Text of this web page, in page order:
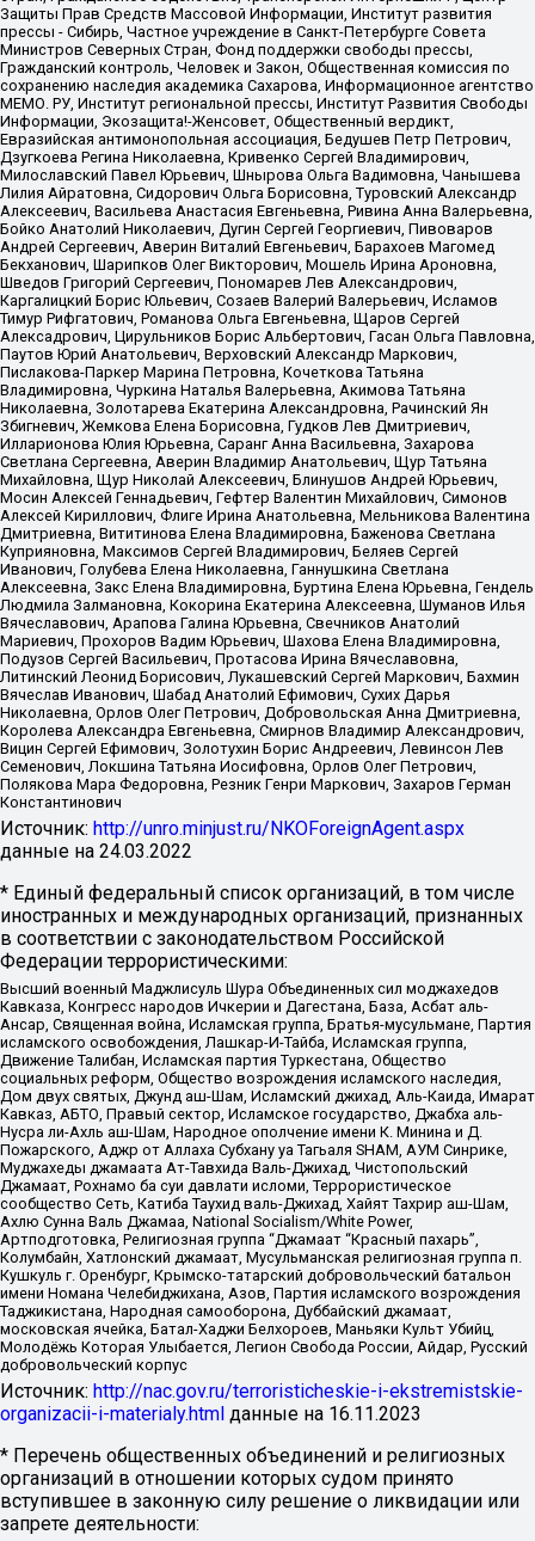
Защиты Прав Средств Массовой Информации, Институт развития
прессы - Сибирь, Частное учреждение в Санкт-Петербурге Совета
Министров Северных Стран, Фонд поддержки свободы прессы,
Гражданский контроль, Человек и Закон, Общественная комиссия по
сохранению наследия академика Сахарова, Информационное агентство
МЕМО. РУ, Институт региональной прессы, Институт Развития Свободы
Информации, Экозащита!-Женсовет, Общественный вердикт,
Евразийская антимонопольная ассоциация, Бедушев Петр Петрович,
Дзугкоева Регина Николаевна, Кривенко Сергей Владимирович,
Милославский Павел Юрьевич, Шнырова Ольга Вадимовна, Чанышева
Лилия Айратовна, Сидорович Ольга Борисовна, Туровский Александр
Алексеевич, Васильева Анастасия Евгеньевна, Ривина Анна Валерьевна,
Бойко Анатолий Николаевич, Дугин Сергей Георгиевич, Пивоваров
Андрей Сергеевич, Аверин Виталий Евгеньевич, Барахоев Магомед
Бекханович, Шарипков Олег Викторович, Мошель Ирина Ароновна,
Шведов Григорий Сергеевич, Пономарев Лев Александрович,
Каргалицкий Борис Юльевич, Созаев Валерий Валерьевич, Исламов
Тимур Рифгатович, Романова Ольга Евгеньевна, Щаров Сергей
Алексадрович, Цирульников Борис Альбертович, Гасан Ольга Павловна,
Паутов Юрий Анатольевич, Верховский Александр Маркович,
Пислакова-Паркер Марина Петровна, Кочеткова Татьяна
Владимировна, Чуркина Наталья Валерьевна, Акимова Татьяна
Николаевна, Золотарева Екатерина Александровна, Рачинский Ян
Збигневич, Жемкова Елена Борисовна, Гудков Лев Дмитриевич,
Илларионова Юлия Юрьевна, Саранг Анна Васильевна, Захарова
Светлана Сергеевна, Аверин Владимир Анатольевич, Щур Татьяна
Михайловна, Щур Николай Алексеевич, Блинушов Андрей Юрьевич,
Мосин Алексей Геннадьевич, Гефтер Валентин Михайлович, Симонов
Алексей Кириллович, Флиге Ирина Анатольевна, Мельникова Валентина
Дмитриевна, Вититинова Елена Владимировна, Баженова Светлана
Куприяновна, Максимов Сергей Владимирович, Беляев Сергей
Иванович, Голубева Елена Николаевна, Ганнушкина Светлана
Алексеевна, Закс Елена Владимировна, Буртина Елена Юрьевна, Гендель
Людмила Залмановна, Кокорина Екатерина Алексеевна, Шуманов Илья
Вячеславович, Арапова Галина Юрьевна, Свечников Анатолий
Мариевич, Прохоров Вадим Юрьевич, Шахова Елена Владимировна,
Подузов Сергей Васильевич, Протасова Ирина Вячеславовна,
Литинский Леонид Борисович, Лукашевский Сергей Маркович, Бахмин
Вячеслав Иванович, Шабад Анатолий Ефимович, Сухих Дарья
Николаевна, Орлов Олег Петрович, Добровольская Анна Дмитриевна,
Королева Александра Евгеньевна, Смирнов Владимир Александрович,
Вицин Сергей Ефимович, Золотухин Борис Андреевич, Левинсон Лев
Семенович, Локшина Татьяна Иосифовна, Орлов Олег Петрович,
Полякова Мара Федоровна, Резник Генри Маркович, Захаров Герман
Константинович
Источник: http://unro.minjust.ru/NKOForeignAgent.aspx
данные на 24.03.2022
* Единый федеральный список организаций, в том числе
иностранных и международных организаций, признанных
в соответствии с законодательством Российской
Федерации террористическими:
Высший военный Маджлисуль Шура Объединенных сил моджахедов
Кавказа, Конгресс народов Ичкерии и Дагестана, База, Асбат аль-
Ансар, Священная война, Исламская группа, Братья-мусульмане, Партия
исламского освобождения, Лашкар-И-Тайба, Исламская группа,
Движение Талибан, Исламская партия Туркестана, Общество
социальных реформ, Общество возрождения исламского наследия,
Дом двух святых, Джунд аш-Шам, Исламский джихад, Аль-Каида, Имарат
Кавказ, АБТО, Правый сектор, Исламское государство, Джабха аль-
Нусра ли-Ахль аш-Шам, Народное ополчение имени К. Минина и Д.
Пожарского, Аджр от Аллаха Субхану уа Тагьаля SHAM, АУМ Синрике,
Муджахеды джамаата Ат-Тавхида Валь-Джихад, Чистопольский
Джамаат, Рохнамо ба суи давлати исломи, Террористическое
сообщество Сеть, Катиба Таухид валь-Джихад, Хайят Тахрир аш-Шам,
Ахлю Сунна Валь Джамаа, National Socialism/White Power,
Артподготовка, Религиозная группа “Джамаат “Красный пахарь”,
Колумбайн, Хатлонский джамаат, Мусульманская религиозная группа п.
Кушкуль г. Оренбург, Крымско-татарский добровольческий батальон
имени Номана Челебиджихана, Азов, Партия исламского возрождения
Таджикистана, Народная самооборона, Дуббайский джамаат,
московская ячейка, Батал-Хаджи Белхороев, Маньяки Культ Убийц,
Молодёжь Которая Улыбается, Легион Свобода России, Айдар, Русский
добровольческий корпус
Источник: http://nac.gov.ru/terroristicheskie-i-ekstremistskie-
organizacii-i-materialy.html данные на 16.11.2023
* Перечень общественных объединений и религиозных
организаций в отношении которых судом принято
вступившее в законную силу решение о ликвидации или
запрете деятельности: